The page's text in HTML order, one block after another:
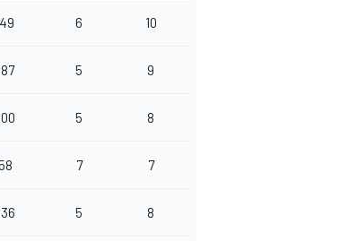
6 10
5 9
5 8
7 7
5 8